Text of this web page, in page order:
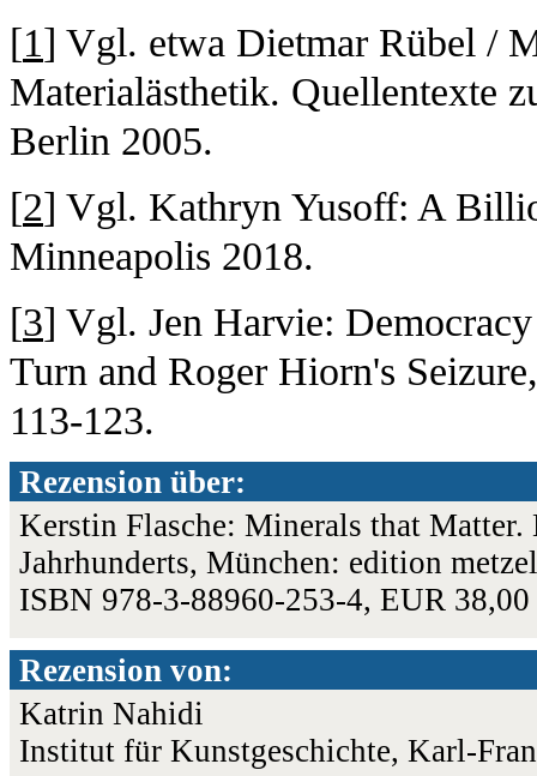
[1] Vgl. etwa Dietmar Rübel /
Materialästhetik. Quellentexte
Berlin 2005.
[2] Vgl. Kathryn Yusoff: A
Minneapolis 2018.
[3] Vgl. Jen Harvie:
Turn and Roger Hiorn's
113-123.
Rezension über:
Kerstin Flasche: Minerals that
Jahrhunderts, München: edition
ISBN 978-3-88960-253-4, EUR 38,00
Rezension von:
Katrin Nahidi
Institut für Kunstgeschichte, Karl-